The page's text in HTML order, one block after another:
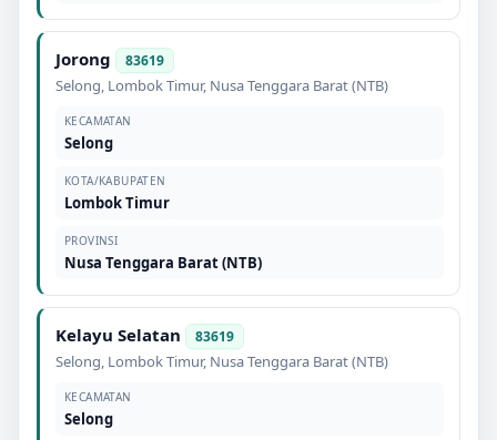
Jorong 83619
Selong, Lombok Timur, Nusa Tenggara Barat (NTB)
KECAMATAN
Selong
KOTA/KABUPATEN
Lombok Timur
PROVINSI
Nusa Tenggara Barat (NTB)
Kelayu Selatan 83619
Selong, Lombok Timur, Nusa Tenggara Barat (NTB)
KECAMATAN
Selong